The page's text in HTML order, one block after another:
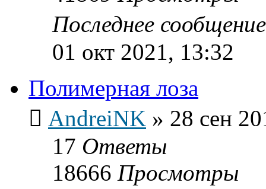
Последнее
01 окт 2021, 13:32
Полимерная лоза
AndreiNK » 28 сен
17 Ответы
18666 Просмотры